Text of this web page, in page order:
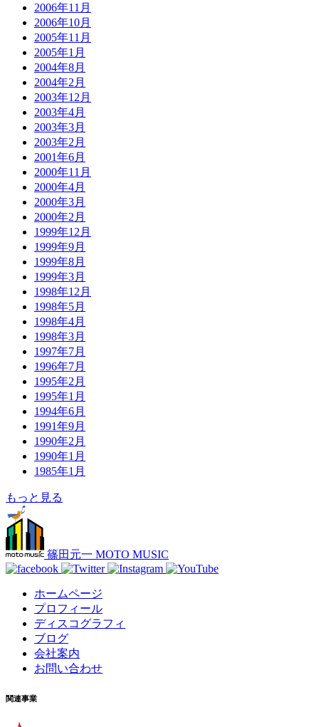
2006年11月
2006年10月
2005年11月
2005年1月
2004年8月
2004年2月
2003年12月
2003年4月
2003年3月
2003年2月
2001年6月
2000年11月
2000年4月
2000年3月
2000年2月
1999年12月
1999年9月
1999年8月
1999年3月
1998年12月
1998年5月
1998年4月
1998年3月
1997年7月
1996年7月
1995年2月
1995年1月
1994年6月
1991年9月
1990年2月
1990年1月
1985年1月
もっと見る
篠田元一 MOTO MUSIC
ホームページ
プロフィール
ディスコグラフィ
ブログ
会社案内
お問い合わせ
関連事業